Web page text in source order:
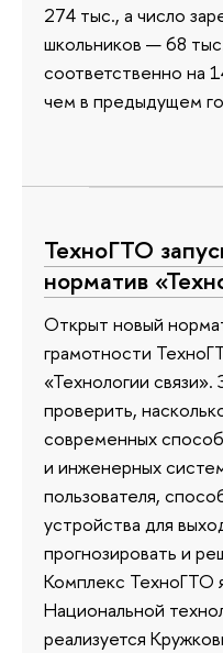
274 тыс., а число
школьников — 68
соответственно на
чем в предыдущем
ТехноГТО
норматив
Открыт новый
грамотности
«Технологии
проверить,
современных
и инженерных
пользователя,
устройства для
прогнозировать и
Комплекс ТехноГТО
Национальной
реализуется